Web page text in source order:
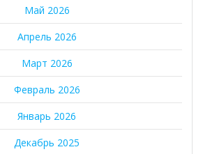
Май 2026
Апрель 2026
Март 2026
Февраль 2026
Январь 2026
Декабрь 2025